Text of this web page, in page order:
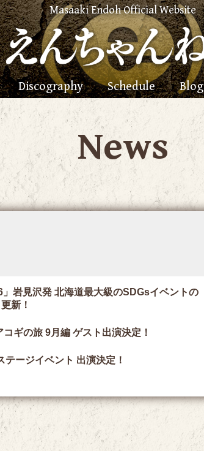
Masaaki Endoh Official Website
Discography Schedule Blog
News
」岩見沢発 北海道最大級のSDGsイベントの
新！
ギの旅 9月編 ゲスト出演決定！
ージイベント 出演決定！